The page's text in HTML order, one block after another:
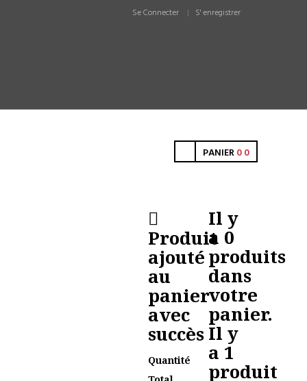
Se Connecter S' enregistrer
PANIER00
Produit
ajouté
au
panier
avec
succès
Quantité
Il y
a 0
produits
dans
votre
panier.
Il y
a 1
produit